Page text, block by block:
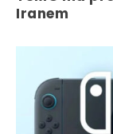
Iranem